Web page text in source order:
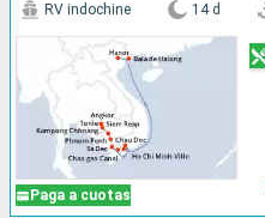
Paga a cuotas
RV indochine 14 d